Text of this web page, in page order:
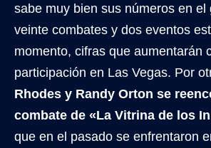
sabe muy bien sus números en el
veinte combates y dos eventos
momento, cifras que aumentarán
participación en Las Vegas. Por
Rhodes y Randy Orton se
combate de «La Vitrina de los
que en el pasado se enfrentaron